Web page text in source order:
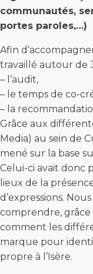
communautés,
portes paroles,…)
Afin
travaillé autour de
– l’audit,
– le temps de co-
– la
Grâce aux
Media) au sein de
mené sur la base
Celui-ci avait donc
lieux de la
d’expressions.
comprendre, grâce
comment les
marque pour
propre à l’Isère.